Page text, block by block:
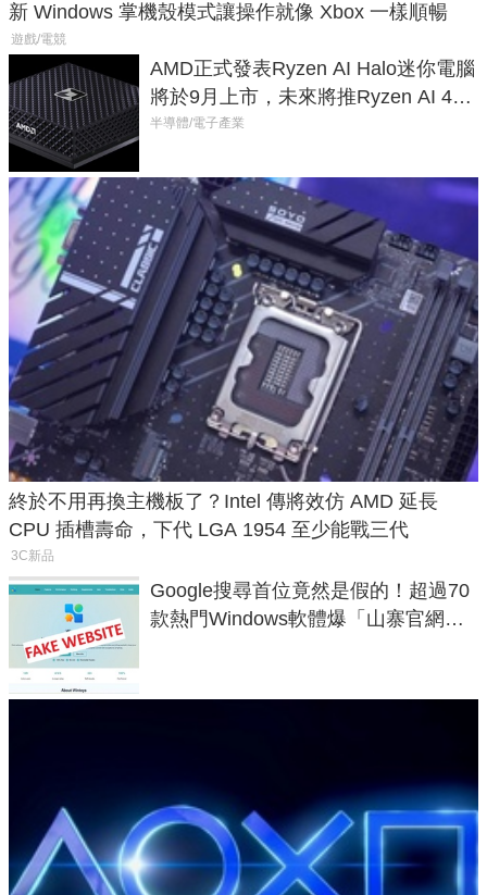
新 Windows 掌機殼模式讓操作就像 Xbox 一樣順暢
遊戲/電競
AMD正式發表Ryzen AI Halo迷你電腦
將於9月上市，未來將推Ryzen AI 400
Max系列處理器與對應升級版
半導體/電子產業
終於不用再換主機板了？Intel 傳將效仿 AMD 延長
CPU 插槽壽命，下代 LGA 1954 至少能戰三代
3C新品
Google搜尋首位竟然是假的！超過70
款熱門Windows軟體爆「山寨官網」